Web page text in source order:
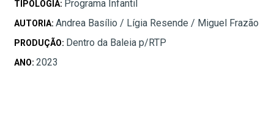
TIPOLOGIA: Programa Infantil
AUTORIA: Andrea Basílio / Lígia Resende / Miguel Frazão
PRODUÇÃO: Dentro da Baleia p/RTP
ANO: 2023